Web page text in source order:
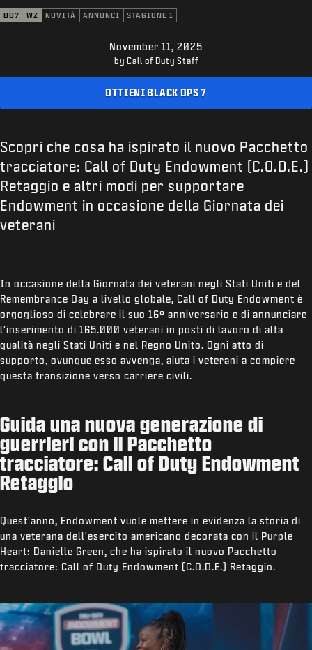
BO7 WZ NOVITÀ ANNUNCI STAGIONE 1
November 11, 2025
by Call of Duty Staff
OTTIENI BLACK OPS 7
Scopri che cosa ha ispirato il nuovo Pacchetto
tracciatore: Call of Duty Endowment (C.O.D.E.)
Retaggio e altri modi per supportare
Endowment in occasione della Giornata dei
veterani
In occasione della Giornata dei veterani negli Stati Uniti e del
Remembrance Day a livello globale, Call of Duty Endowment è
orgoglioso di celebrare il suo 16° anniversario e di annunciare
l'inserimento di 165.000 veterani in posti di lavoro di alta
qualità negli Stati Uniti e nel Regno Unito. Ogni atto di
supporto, ovunque esso avvenga, aiuta i veterani a compiere
questa transizione verso carriere civili.
Guida una nuova generazione di
guerrieri con il Pacchetto
tracciatore: Call of Duty Endowment
Retaggio
Quest'anno, Endowment vuole mettere in evidenza la storia di
una veterana dell'esercito americano decorata con il Purple
Heart: Danielle Green, che ha ispirato il nuovo Pacchetto
tracciatore: Call of Duty Endowment (C.O.D.E.) Retaggio.